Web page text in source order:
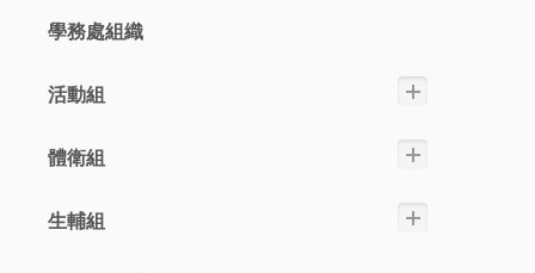
學務處組織
活動組
體衛組
生輔組